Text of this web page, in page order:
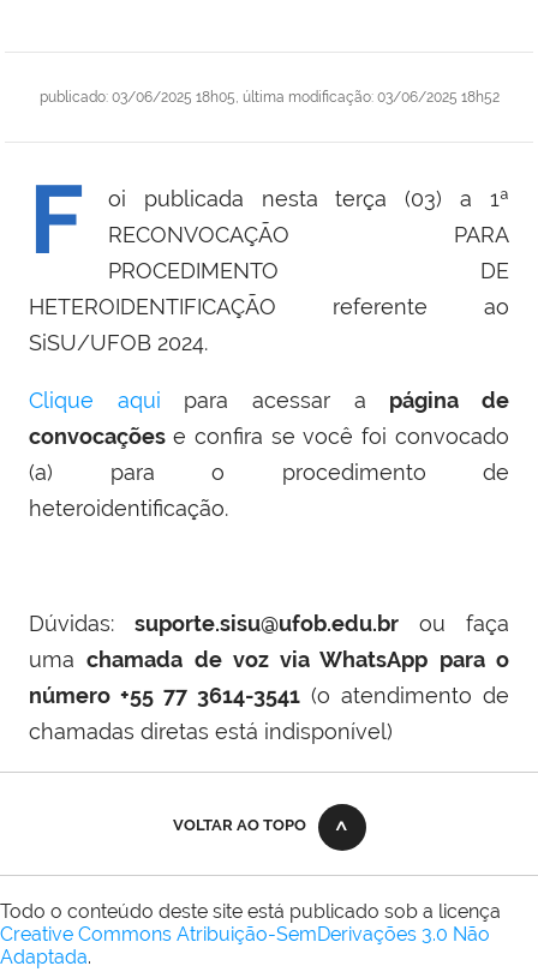
publicado: 03/06/2025 18h05 última modificação: 03/06/2025 18h52
F
oi publicada nesta terça (03) a 1ª
RECONVOCAÇÃO PARA
PROCEDIMENTO DE
HETEROIDENTIFICAÇÃO referente ao
SiSU/UFOB 2024.
Clique aqui para acessar a página de
convocações e confira se você foi convocado
(a) para o procedimento de
heteroidentificação.
Dúvidas: suporte.sisu@ufob.edu.br ou faça
umachamada de voz via WhatsApp para o
número +55 77 3614-3541 (o atendimento de
chamadas diretas está indisponível)
VOLTAR AO TOPO
Todo o conteúdo deste site está publicado sob a licença
Creative Commons Atribuição-SemDerivações 3.0 Não
Adaptada.